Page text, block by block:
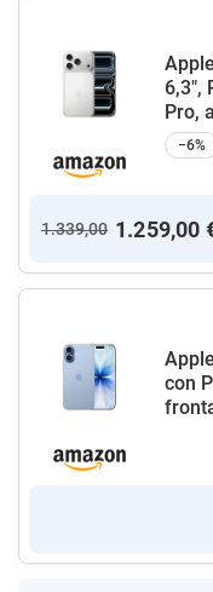
6,3",
Pro,
−6%
1.339,00 1.259,00
con